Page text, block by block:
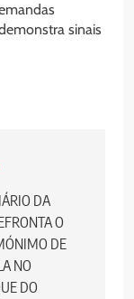
sinais
DA
O
DE
NO
DO